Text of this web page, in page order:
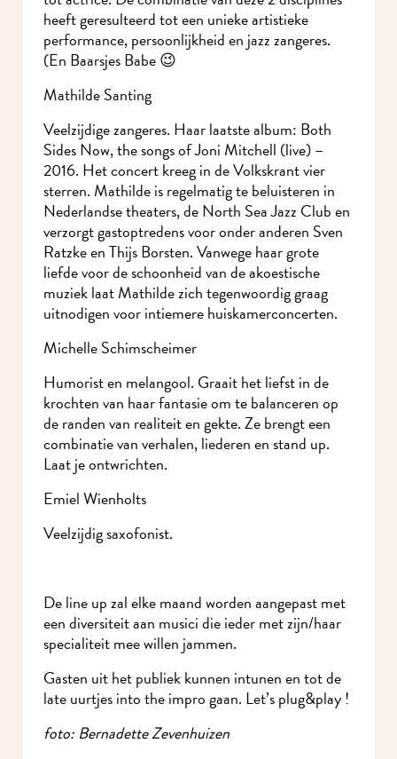
heeft geresulteerd tot een unieke artistieke
performance, persoonlijkheid en jazz zangeres.
(En Baarsjes Babe 😉
Mathilde Santing
Veelzijdige zangeres. Haar laatste album: Both
Sides Now, the songs of Joni Mitchell (live) –
2016. Het concert kreeg in de Volkskrant vier
sterren. Mathilde is regelmatig te beluisteren in
Nederlandse theaters, de North Sea Jazz Club
en verzorgt gastoptredens voor onder anderen
Sven Ratzke en Thijs Borsten. Vanwege haar
grote liefde voor de schoonheid van de
akoestische muziek laat Mathilde zich
tegenwoordig graag uitnodigen voor intiemere
huiskamerconcerten.
Humorist en melangool. Graait het liefst in de
krochten van haar fantasie om te balanceren op
de randen van realiteit en gekte. Ze brengt een
combinatie van verhalen, liederen en stand up.
Laat je ontwrichten.
Veelzijdig saxofonist.
De line up zal elke maand worden aangepast met
een diversiteit aan musici die ieder met zijn/haar
specialiteit mee willen jammen.
Gasten uit het publiek kunnen intunen en tot de
late uurtjes into the impro gaan. Let’s plug&play !
Meld je aan voor onze nieuwsbrief en mis nooit meer iets in
MidWest.